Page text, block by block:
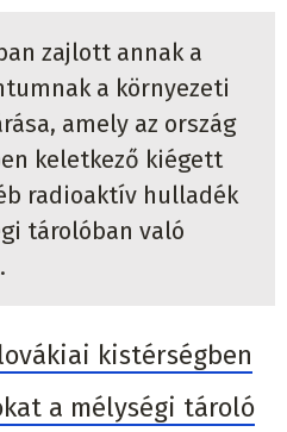
zajlott annak a
a környezeti
amely az ország
keletkező kiégett
radioaktív hulladék
tárolóban való
kistérségben
a mélységi tároló